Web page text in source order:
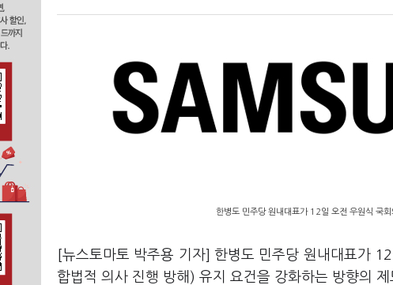
한병도 민주당 원내대표가 12일 오전 우원식 국
[뉴스토마토 박주용 기자] 한병도 민주당 원내대표가
합법적 의사 진행 방해) 유지 요건을 강화하는 방향의